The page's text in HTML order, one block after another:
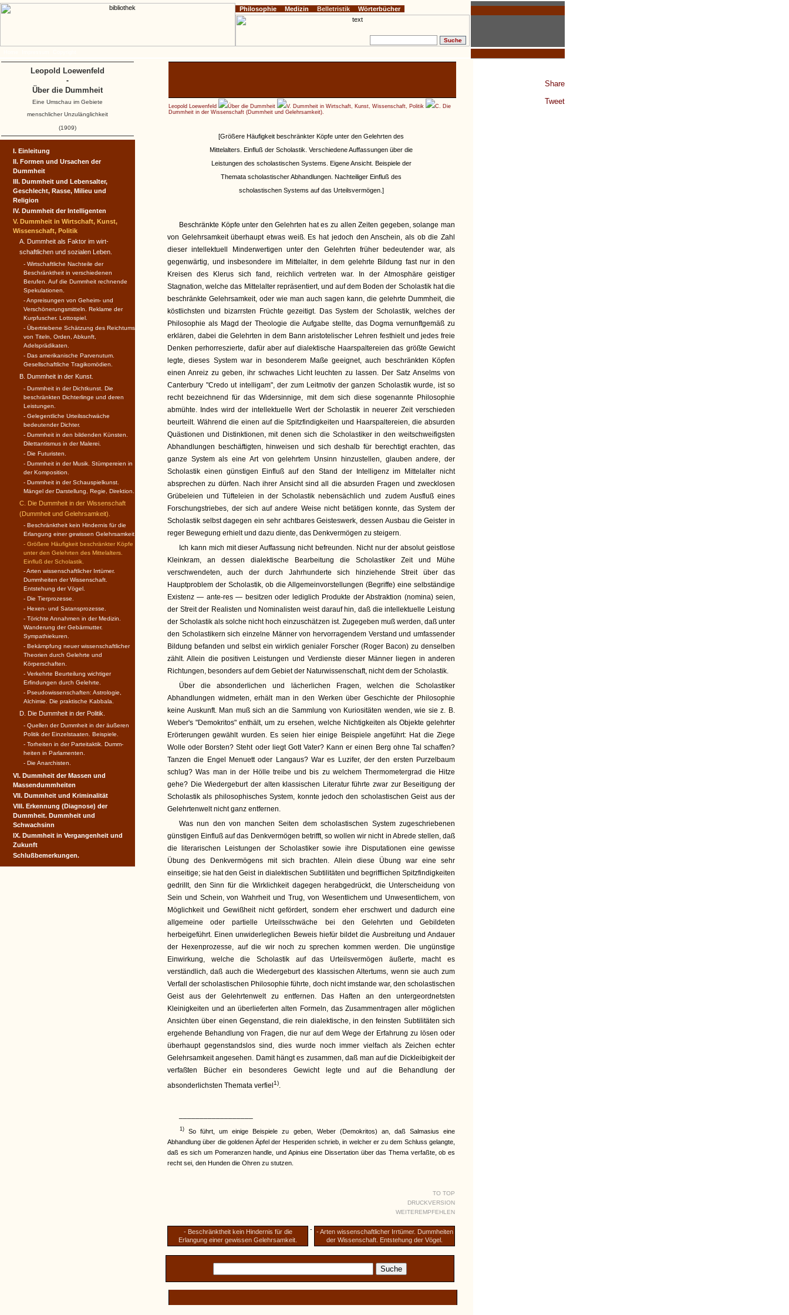
Share
Tweet
Leopold Loewenfeld Über die Dummheit V. Dummheit in Wirtschaft, Kunst, Wissenschaft, Politik
C. Die
Dummheit in der Wissenschaft (Dummheit und Gelehrsamkeit).
[Größere Häufigkeit beschränkter Köpfe unter den Gelehrten des
Mittelalters. Einfluß der Scholastik. Verschiedene Auffassungen über die
Leistungen des scholastischen Systems. Eigene Ansicht. Beispiele der
Themata scholastischer Abhandlungen. Nachteiliger Einfluß des
scholastischen Systems auf das Urteilsvermögen.]
Beschränkte Köpfe unter den Gelehrten hat es zu allen Zeiten gegeben, solange man
von Gelehrsamkeit überhaupt etwas weiß. Es hat jedoch den Anschein, als ob die Zahl
dieser intellektuell Minderwertigen unter den Gelehrten früher bedeutender war, als
gegenwärtig, und insbesondere im Mittelalter, in dem gelehrte Bildung fast nur in den
Kreisen des Klerus sich fand, reichlich vertreten war. In der Atmosphäre geistiger
Stagnation, welche das Mittelalter repräsentiert, und auf dem Boden der Scholastik hat die
beschränkte Gelehrsamkeit, oder wie man auch sagen kann, die gelehrte Dummheit, die
köstlichsten und bizarrsten Früchte gezeitigt. Das System der Scholastik, welches der
Philosophie als Magd der Theologie die Aufgabe stellte, das Dogma vernunftgemäß zu
erklären, dabei die Gelehrten in dem Bann aristotelischer Lehren festhielt und jedes freie
Denken perhorreszierte, dafür aber auf dialektische Haarspaltereien das größte Gewicht
legte, dieses System war in besonderem Maße geeignet, auch beschränkten Köpfen
einen Anreiz zu geben, ihr schwaches Licht leuchten zu lassen. Der Satz Anselms von
Canterbury "Credo ut intelligam", der zum Leitmotiv der ganzen Scholastik wurde, ist so
recht bezeichnend für das Widersinnige, mit dem sich diese sogenannte Philosophie
abmühte. Indes wird der intellektuelle Wert der Scholastik in neuerer Zeit verschieden
beurteilt. Während die einen auf die Spitzfindigkeiten und Haarspaltereien, die absurden
Quästionen und Distinktionen, mit denen sich die Scholastiker in den weitschweifigsten
Abhandlungen beschäftigten, hinweisen und sich deshalb für berechtigt erachten, das
ganze System als eine Art von gelehrtem Unsinn hinzustellen, glauben andere, der
Scholastik einen günstigen Einfluß auf den Stand der Intelligenz im Mittelalter nicht
absprechen zu dürfen. Nach ihrer Ansicht sind all die absurden Fragen und zwecklosen
Grübeleien und Tüfteleien in der Scholastik nebensächlich und zudem Ausfluß eines
Forschungstriebes, der sich auf andere Weise nicht betätigen konnte, das System der
Scholastik selbst dagegen ein sehr achtbares Geisteswerk, dessen Ausbau die Geister in
reger Bewegung erhielt und dazu diente, das Denkvermögen zu steigern.
Ich kann mich mit dieser Auffassung nicht befreunden. Nicht nur der absolut geistlose
Kleinkram, an dessen dialektische Bearbeitung die Scholastiker Zeit und Mühe
verschwendeten, auch der durch Jahrhunderte sich hinziehende Streit über das
Hauptproblem der Scholastik, ob die Allgemeinvorstellungen (Begriffe) eine selbständige
Existenz — ante-res — besitzen oder lediglich Produkte der Abstraktion (nomina) seien,
der Streit der Realisten und Nominalisten weist darauf hin, daß die intellektuelle Leistung
der Scholastik als solche nicht hoch einzuschätzen ist. Zugegeben muß werden, daß unter
den Scholastikern sich einzelne Männer von hervorragendem Verstand und umfassender
Bildung befanden und selbst ein wirklich genialer Forscher (Roger Bacon) zu denselben
zählt. Allein die positiven Leistungen und Verdienste dieser Männer liegen in anderen
Richtungen, besonders auf dem Gebiet der Naturwissenschaft, nicht dem der Scholastik.
Über die absonderlichen und lächerlichen Fragen, welchen die Scholastiker
Abhandlungen widmeten, erhält man in den Werken über Geschichte der Philosophie
keine Auskunft. Man muß sich an die Sammlung von Kuriositäten wenden, wie sie z. B.
Weber's "Demokritos" enthält, um zu ersehen, welche Nichtigkeiten als Objekte gelehrter
Erörterungen gewählt wurden. Es seien hier einige Beispiele angeführt: Hat die Ziege
Wolle oder Borsten? Steht oder liegt Gott Vater? Kann er einen Berg ohne Tal schaffen?
Tanzen die Engel Menuett oder Langaus? War es Luzifer, der den ersten Purzelbaum
schlug? Was man in der Hölle treibe und bis zu welchem Thermometergrad die Hitze
gehe? Die Wiedergeburt der alten klassischen Literatur führte zwar zur Beseitigung der
Scholastik als philosophisches System, konnte jedoch den scholastischen Geist aus der
Gelehrtenwelt nicht ganz entfernen.
Was nun den von manchen Seiten dem scholastischen System zugeschriebenen
günstigen Einfluß auf das Denkvermögen betrifft, so wollen wir nicht in Abrede stellen, daß
die literarischen Leistungen der Scholastiker sowie ihre Disputationen eine gewisse
Übung des Denkvermögens mit sich brachten. Allein diese Übung war eine sehr
einseitige; sie hat den Geist in dialektischen Subtilitäten und begrifflichen Spitzfindigkeiten
gedrillt, den Sinn für die Wirklichkeit dagegen herabgedrückt, die Unterscheidung von
Sein und Schein, von Wahrheit und Trug, von Wesentlichem und Unwesentlichem, von
Möglichkeit und Gewißheit nicht gefördert, sondern eher erschwert und dadurch eine
allgemeine oder partielle Urteilsschwäche bei den Gelehrten und Gebildeten
herbeigeführt. Einen unwiderleglichen Beweis hiefür bildet die Ausbreitung und Andauer
der Hexenprozesse, auf die wir noch zu sprechen kommen werden. Die ungünstige
Einwirkung, welche die Scholastik auf das Urteilsvermögen äußerte, macht es
verständlich, daß auch die Wiedergeburt des klassischen Altertums, wenn sie auch zum
Verfall der scholastischen Philosophie führte, doch nicht imstande war, den scholastischen
Geist aus der Gelehrtenwelt zu entfernen. Das Haften an den untergeordnetsten
Kleinigkeiten und an überlieferten alten Formeln, das Zusammentragen aller möglichen
Ansichten über einen Gegenstand, die rein dialektische, in den feinsten Subtilitäten sich
ergehende Behandlung von Fragen, die nur auf dem Wege der Erfahrung zu lösen oder
überhaupt gegenstandslos sind, dies wurde noch immer vielfach als Zeichen echter
Gelehrsamkeit angesehen. Damit hängt es zusammen, daß man auf die Dickleibigkeit der
verfaßten Bücher ein besonderes Gewicht legte und auf die Behandlung der
absonderlichsten Themata verfiel 1).
1) So führt, um einige Beispiele zu geben, Weber (Demokritos) an, daß Salmasius eine
Abhandlung über die goldenen Äpfel der Hesperiden schrieb, in welcher er zu dem Schluss gelangte,
daß es sich um Pomeranzen handle, und Apinius eine Dissertation über das Thema verfaßte, ob es
recht sei, den Hunden die Ohren zu stutzen.
TO TOP
DRUCKVERSION
WEITEREMPFEHLEN
- Beschränktheit kein Hindernis für die
Erlangung einer gewissen Gelehrsamkeit.
- - Arten wissenschaftlicher Irr­tümer. Dummheiten
der Wissen­schaft. Entstehung der Vögel.
I. Einleitung
II. Formen und Ursachen der
Dummheit
III. Dummheit und Lebensalter,
Geschlecht, Rasse, Milieu und
Religion
IV. Dummheit der Intelligenten
V. Dummheit in Wirtschaft, Kunst,
Wissenschaft, Politik
A. Dummheit als Faktor im wirt­
schaftlichen und sozialen Leben.
- Wirtschaftliche Nachteile der
Beschränktheit in verschiedenen
Berufen. Auf die Dummheit rechnende
Spekulationen.
- Anpreisungen von Geheim- und
Verschönerungsmitteln. Reklame der
Kurpfuscher. Lottospiel.
- Übertriebene Schätzung des Reichtums,
von Titeln, Orden, Abkunft,
Adelsprädikaten.
- Das amerikanische Parvenutum.
Gesellschaftliche Tragikomödien.
B. Dummheit in der Kunst.
- Dummheit in der Dichtkunst. Die
beschränkten Dichterlinge und deren
Leistungen.
- Gelegentliche Urteilsschwäche
bedeutender Dichter.
- Dummheit in den bildenden Künsten.
Dilettantismus in der Malerei.
- Die Futuristen.
- Dummheit in der Musik. Stümpereien in
der Komposition.
- Dummheit in der Schauspiel­kunst.
Mängel der Darstellung, Regie, Direktion.
C. Die Dummheit in der Wissenschaft
(Dummheit und Gelehrsamkeit).
- Beschränktheit kein Hindernis für die
Erlangung einer gewissen Gelehrsamkeit.
- Größere Häufigkeit beschränkter Köpfe
unter den Gelehrten des Mittelalters.
Einfluß der Scholastik.
- Arten wissenschaftlicher Irr­tümer.
Dummheiten der Wissen­schaft.
Entstehung der Vögel.
- Die Tierprozesse.
- Hexen- und Satansprozesse.
- Törichte Annahmen in der Medizin.
Wanderung der Gebärmutter.
Sympathiekuren.
- Bekämpfung neuer wissen­schaft­licher
Theorien durch Gelehrte und
Körperschaften.
- Verkehrte Beurteilung wichtiger
Erfindungen durch Gelehrte.
- Pseudowissenschaften: Astrologie,
Alchimie. Die praktische Kabbala.
D. Die Dummheit in der Politik.
- Quellen der Dummheit in der äußeren
Politik der Einzelstaaten. Beispiele.
- Torheiten in der Parteitaktik. Dumm­
heiten in Parlamenten.
- Die Anarchisten.
VI. Dummheit der Massen und
Massendummheiten
VII. Dummheit und Kriminalität
VIII. Erkennung (Diagnose) der
Dummheit. Dummheit und
Schwachsinn
IX. Dummheit in Vergangenheit und
Zukunft
Schlußbemerkungen.
Philosophie Medizin Belletristik Wörterbücher
Leopold Loewenfeld
-
Über die Dummheit
Eine Umschau im Gebiete
menschlicher Unzulänglichkeit
(1909)